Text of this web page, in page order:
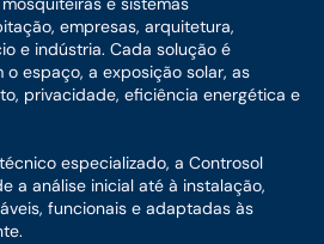
empresas, arquitetura,
e indústria. Cada solução é
espaço, a exposição solar, as
privacidade, eficiência energética e
especializado, a Controsol
a análise inicial até à instalação,
funcionais e adaptadas às